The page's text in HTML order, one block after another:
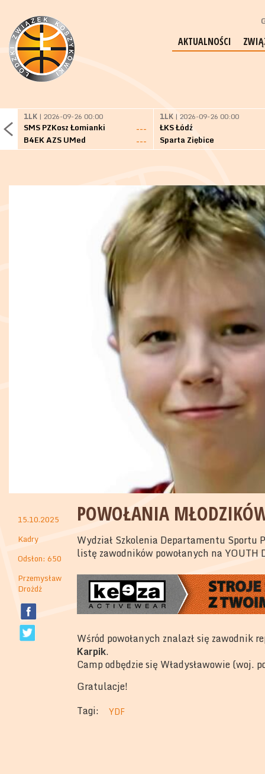
AKTUALNOŚCI
1LK | 2026-09-26 00:00
SMS PZKosz Łomianki
---
B4EK AZS UMed
---
1LK | 2026-09-26 00:00
ŁKS Łódź
Sparta Ziębice
15.10.2025
Kadry
Odsłon: 650
Przemysław
Drożdż
POWOŁANIA
Wydział Szkolenia Departamentu Sportu
listę zawodników powołanych na
Wśród powołanych znalazł się zawodnik
Karpik.
Camp odbędzie się Władysławowie
Gratulacje!
Tagi:
YDF